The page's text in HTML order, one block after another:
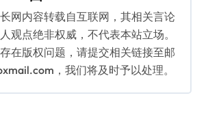
长网内容转载自互联网，其相关言论
观点绝非权威，不代表本站立场。
在版权问题，请提交相关链接至邮
，我们将及时予以处理。